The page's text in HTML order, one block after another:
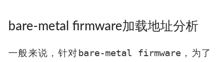
bare-metal firmware加载地址分析
一般来说，针对bare-metal firmware ，为了